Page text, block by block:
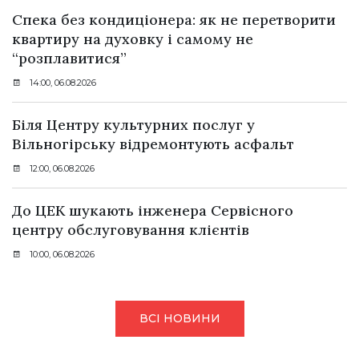
Спека без кондиціонера: як не перетворити
квартиру на духовку і самому не
“розплавитися”
14:00, 06.08.2026
Біля Центру культурних послуг у
Вільногірську відремонтують асфальт
12:00, 06.08.2026
До ЦЕК шукають інженера Сервісного
центру обслуговування клієнтів
10:00, 06.08.2026
ВСІ НОВИНИ